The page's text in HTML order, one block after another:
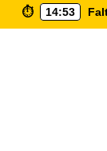
⏱️ 14:52